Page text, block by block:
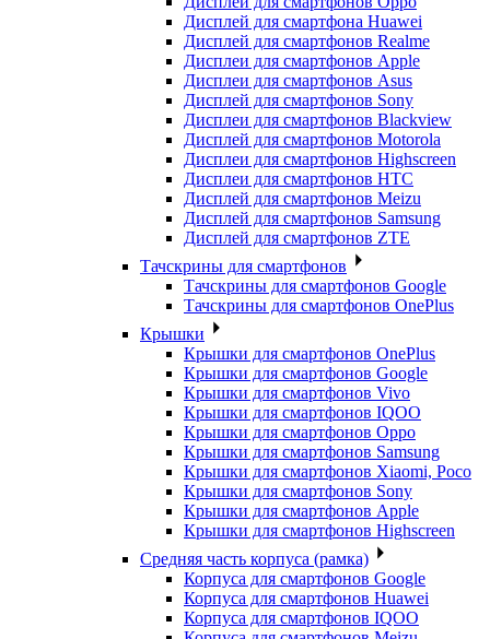
Дисплей для смартфона Huawei
Дисплей для смартфонов Realme
Дисплеи для смартфонов Apple
Дисплеи для смартфонов Asus
Дисплей для смартфонов Sony
Дисплеи для смартфонов Blackview
Дисплей для смартфонов Motorola
Дисплеи для смартфонов Highscreen
Дисплеи для смартфонов HTC
Дисплей для смартфонов Meizu
Дисплей для смартфонов Samsung
Дисплей для смартфонов ZTE
Тачскрины для смартфонов
Тачскрины для смартфонов Google
Тачскрины для смартфонов OnePlus
Крышки
Крышки для смартфонов OnePlus
Крышки для смартфонов Google
Крышки для смартфонов Vivo
Крышки для смартфонов IQOO
Крышки для смартфонов Oppo
Крышки для смартфонов Samsung
Крышки для смартфонов Xiaomi, Poco
Крышки для смартфонов Sony
Крышки для смартфонов Apple
Крышки для смартфонов Highscreen
Средняя часть корпуса (рамка)
Корпуса для смартфонов Google
Корпуса для смартфонов Huawei
Корпуса для смартфонов IQOO